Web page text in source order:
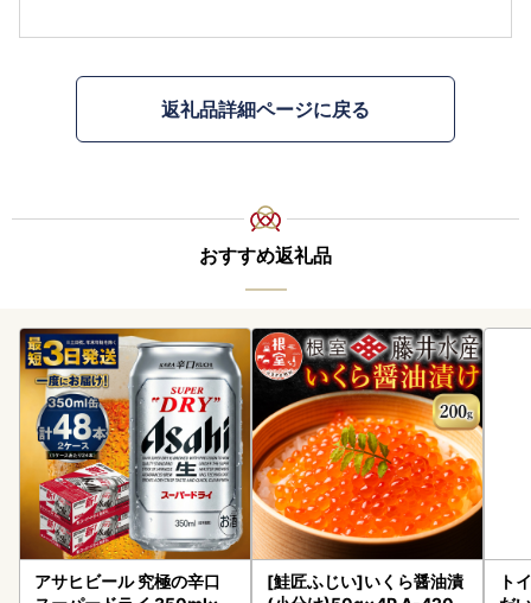
返礼品詳細ページに戻る
おすすめ返礼品
アサヒビール 究極の辛口
[鮭匠ふじい]いくら醤油漬
ト